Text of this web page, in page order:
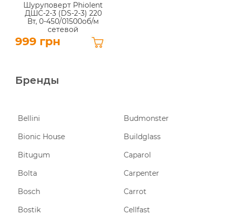
Шуруповерт Phiolent
ДШС-2-3 (DS-2-3) 220
Вт, 0-450/01500об/м
сетевой
999 грн
Бренды
Bellini
Bionic House
Bitugum
Bolta
Bosch
Bostik
Budmonster
Buildglass
Caparol
Carpenter
Carrot
Cellfast